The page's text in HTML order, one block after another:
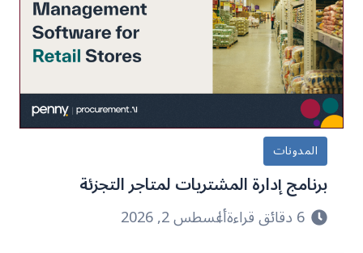
المدونات
برنامج إدارة المشتريات لمتاجر التجزئة
6 دقائق قراءة أغسطس 2, 2026